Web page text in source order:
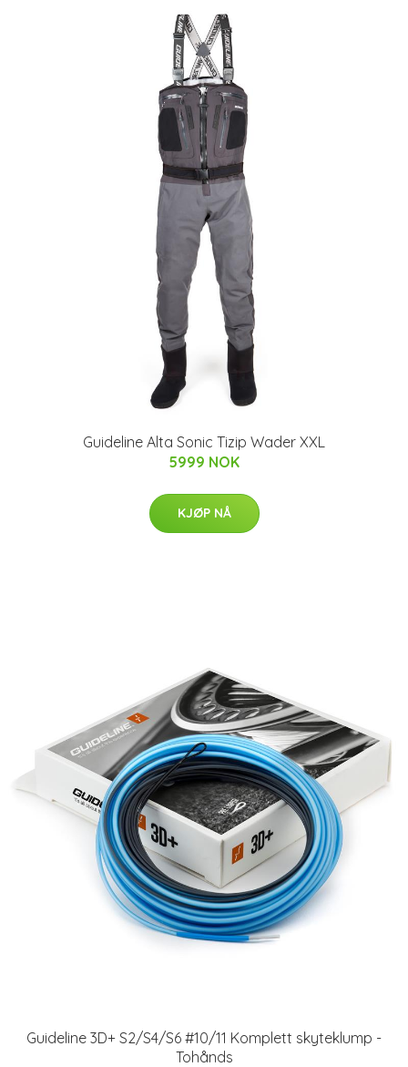
Guideline Alta Sonic Tizip Wader XXL
5999 NOK
KJØP NÅ
Guideline 3D+ S2/S4/S6 #10/11 Komplett skyteklump -
Tohånds